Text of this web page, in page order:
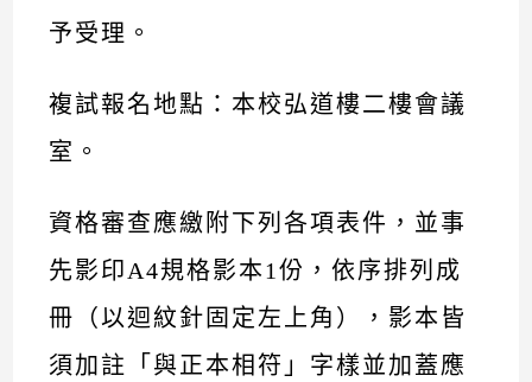
予受理。
複試報名地點：本校弘道樓二樓會議
室。
資格審查應繳附下列各項表件，並事
先影印A4規格影本1份，依序排列成
冊（以迴紋針固定左上角），影本皆
須加註「與正本相符」字樣並加蓋應